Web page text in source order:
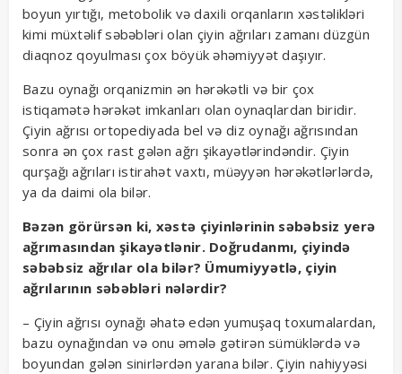
boyun yırtığı, metobolik və daxili orqanların xəstəlikləri
kimi müxtəlif səbəbləri olan çiyin ağrıları zamanı düzgün
diaqnoz qoyulması çox böyük əhəmiyyət daşıyır.
Bazu oynağı orqanizmin ən hərəkətli və bir çox
istiqamətə hərəkət imkanları olan oynaqlardan biridir.
Çiyin ağrısı ortopediyada bel və diz oynağı ağrısından
sonra ən çox rast gələn ağrı şikayətlərindəndir. Çiyin
qurşağı ağrıları istirahət vaxtı, müəyyən hərəkətlərlərdə,
ya da daimi ola bilər.
Bəzən görürsən ki, xəstə çiyinlərinin səbəbsiz yerə
ağrımasından şikayətlənir. Doğrudanmı, çiyində
səbəbsiz ağrılar ola bilər? Ümumiyyətlə, çiyin
ağrılarının səbəbləri nələrdir?
– Çiyin ağrısı oynağı əhatə edən yumuşaq toxumalardan,
bazu oynağından və onu əmələ gətirən sümüklərdə və
boyundan gələn sinirlərdən yarana bilər. Çiyin nahiyyəsi